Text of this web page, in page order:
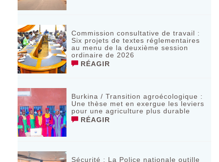
Commission consultative de travail :
Six projets de textes réglementaires
au menu de la deuxième session
ordinaire de 2026
RÉAGIR
Burkina / Transition agroécologique :
Une thèse met en exergue les leviers
pour une agriculture plus durable
RÉAGIR
Sécurité : La Police nationale outille